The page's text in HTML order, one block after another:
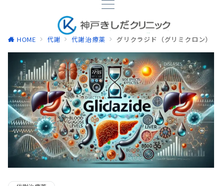
HOME 代謝 代謝治療薬 グリクラジド（グリミクロン） –